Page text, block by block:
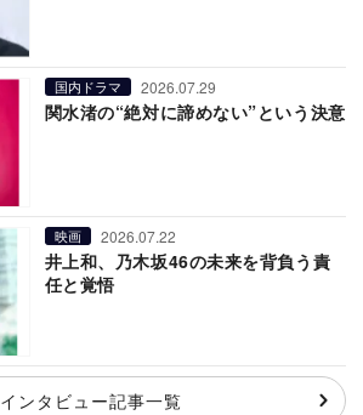
国内ドラマ 2026.07.29
関水渚の“絶対に諦めない”という決意
映画 2026.07.22
井上和、乃木坂46の未来を背負う責
任と覚悟
インタビュー記事一覧